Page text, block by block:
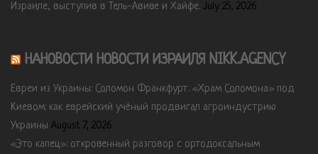
Израиле, выступив в Тель-Авиве и Хайфе. July 25, 2026
НАНОВОСТИ НОВОСТИ ИЗРАИЛЯ NIKK.AGENCY
Евреи из Украины: Соломон Франкфурт. «Храм Соломона» под
Киевом: как еврейский учёный продвигал агроиндустрию
Украины August 7, 2026
«Это капец»: откровенный разговор с ортодоксальным